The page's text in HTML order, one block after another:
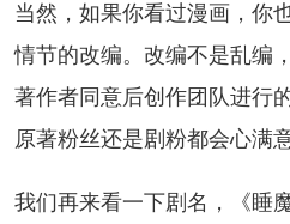
，如果你看过漫画，你也
情节的改编。改编不是乱编
著作者同意后创作团队进行
原著粉丝还是剧粉都会心满意
再来看一下剧名，《睡魔